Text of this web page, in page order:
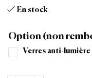
En stock
Option (non
Verres anti-lumière